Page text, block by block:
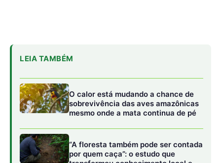
Eles começaram seu projeto controlando o elemento
mais prejudicial ao sistema de água do mar – o cloreto,
disse Joseph Perryman, pesquisador de pós-doutorado
do SLAC e de Stanford. “Existem muitas espécies
reativas na água do mar que podem interferir na reação
água-hidrogênio, e o cloreto de sódio, que torna a água